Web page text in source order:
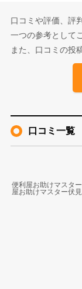
口コミや評価、評
一つの参考として
また、口コミの投
口コミ一覧
便利屋お助けマスタ
屋お助けマスター伏